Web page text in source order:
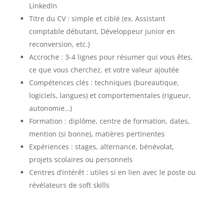
LinkedIn
Titre du CV : simple et ciblé (ex. Assistant
comptable débutant, Développeur junior en
reconversion, etc.)
Accroche : 3-4 lignes pour résumer qui vous êtes,
ce que vous cherchez, et votre valeur ajoutée
Compétences clés : techniques (bureautique,
logiciels, langues) et comportementales (rigueur,
autonomie…)
Formation : diplôme, centre de formation, dates,
mention (si bonne), matières pertinentes
Expériences : stages, alternance, bénévolat,
projets scolaires ou personnels
Centres d’intérêt : utiles si en lien avec le poste ou
révélateurs de soft skills